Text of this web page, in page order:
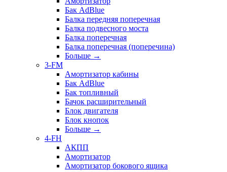
Бак AdBlue
Балка передняя поперечная
Балка подвесного моста
Балка поперечная
Балка поперечная (поперечина)
Больше →
3-FM
Амортизатор кабины
Бак AdBlue
Бак топливный
Бачок расширительный
Блок двигателя
Блок кнопок
Больше →
4-FH
АКПП
Амортизатор
Амортизатор бокового ящика